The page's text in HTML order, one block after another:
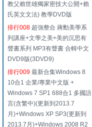
教父賴世雄獨家密技大公開+賴
氏英文文法) 教學DVD版
排行008 超強整合 蔣勳美學系
列講座+文學之美+美的沉思有
聲書系列 MP3有聲書 合輯中文
DVD9版(3DVD9)
排行009 最新合集Windows 8
10合1 企業/專業中文版 +
Windows 7 SP1 688合1 多國語
言(含繁中)(更新到2013.7
月)+Windows XP SP3(更新到
2013.7月)+Windows 2008 R2